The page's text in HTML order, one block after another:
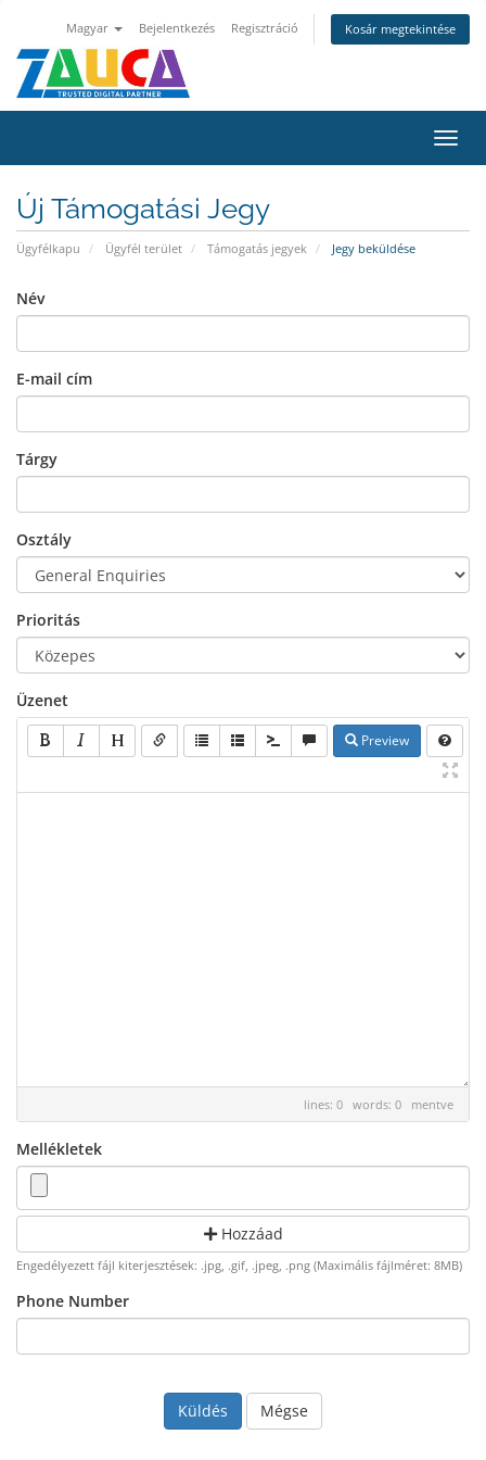
Magyar Bejelentkezés Regisztráció Kosár megtekintése
a
Új Támogatási Jegy
Ügyfélkapu Ügyfél terület Támogatás jegyek Jegy beküldése
Név
E-mail cím
Tárgy
Osztály
Prioritás
Üzenet
Preview
lines: 0 words: 0 mentve
Mellékletek
Hozzáad
Engedélyezett fájl kiterjesztések: .jpg, .gif, .jpeg, .png (Maximális fájlméret: 8MB)
Phone Number
Mégse